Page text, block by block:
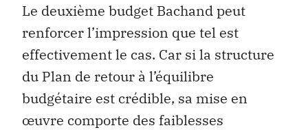
Le deuxième budget Bachand peut
renforcer l’impression que tel est
effectivement le cas. Car si la structure
du Plan de retour à l’équilibre
budgétaire est crédible, sa mise en
œuvre comporte des faiblesses